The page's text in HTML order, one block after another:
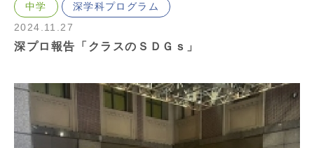
中学
深学科プログラム
2024.11.27
深プロ報告「クラスのＳＤＧｓ」